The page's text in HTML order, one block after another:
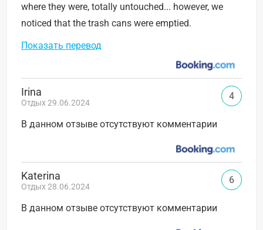
where they were, totally untouched... however, we
noticed that the trash cans were emptied.
Показать перевод
Irina
Отдых 29.06.2024
В данном отзыве отсутствуют комментарии
4
Katerina
Отдых 28.06.2024
В данном отзыве отсутствуют комментарии
6